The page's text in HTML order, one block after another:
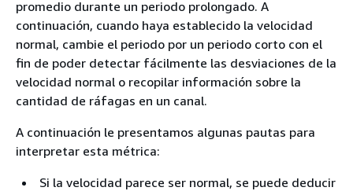
promedio durante un periodo prolongado. A
continuación, cuando haya establecido la velocidad
normal, cambie el periodo por un periodo corto con el
fin de poder detectar fácilmente las desviaciones de la
velocidad normal o recopilar información sobre la
cantidad de ráfagas en un canal.
A continuación le presentamos algunas pautas para
interpretar esta métrica:
Si la velocidad parece ser normal, se puede deducir